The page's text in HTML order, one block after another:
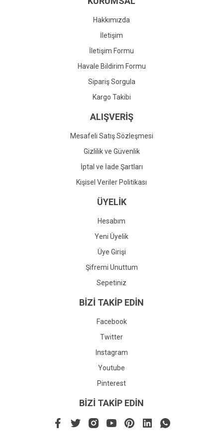
Gönder
Hakkımızda
İletişim
İletişim Formu
Havale Bildirim Formu
Sipariş Sorgula
Kargo Takibi
ALIŞVERİŞ
Mesafeli Satış Sözleşmesi
Gizlilik ve Güvenlik
İptal ve İade Şartları
Kişisel Veriler Politikası
ÜYELİK
Hesabım
Yeni Üyelik
Üye Girişi
Şifremi Unuttum
Sepetiniz
BİZİ TAKİP EDİN
Facebook
Twitter
Instagram
Youtube
Pinterest
BİZİ TAKİP EDİN